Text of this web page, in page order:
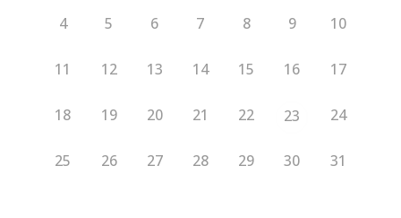
4 5 6 7 8 9 10
11 12 13 14 15 16 17
18 19 20 21 22 23 24
25 26 27 28 29 30 31